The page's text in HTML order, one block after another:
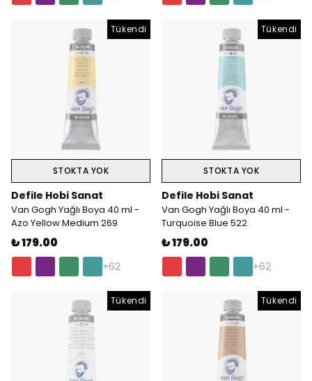
Tükendi
STOKTA YOK
Defile Hobi Sanat
Van Gogh Yağlı Boya 40 ml -
Azo Yellow Medium 269
₺ 179.00
+62
Tükendi
STOKTA YOK
Defile Hobi Sanat
Van Gogh Yağlı Boya 40 ml -
Turquoise Blue 522
₺ 179.00
+62
Tükendi Tükendi